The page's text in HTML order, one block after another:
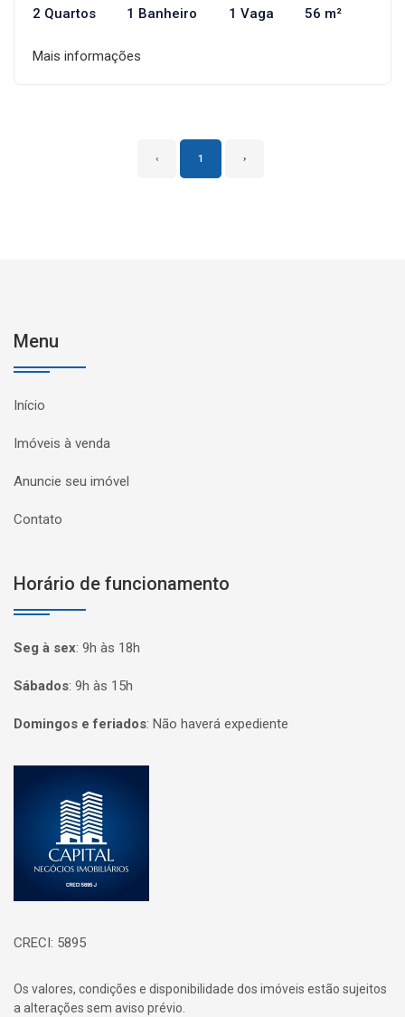
2 Quartos 1 Banheiro 1 Vaga 56 m²
Mais informações
‹ 1 ›
Menu
Início
Imóveis à venda
Anuncie seu imóvel
Contato
Horário de funcionamento
Seg à sex: 9h às 18h
Sábados: 9h às 15h
Domingos e feriados: Não haverá expediente
CRECI: 5895
Os valores, condições e disponibilidade dos imóveis estão sujeitos
a alterações sem aviso prévio.